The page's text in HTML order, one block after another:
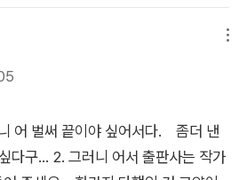
아 도래할 그날이 벌써부터 기다려
하게 그려나간다. 세상 사람들이 모두
마을의 쥐들과 같다면, 이 지구에 폭
사라질 텐데 하는 생각이 잠시 들었
고양이들에게도 분홍색 리본 머리핀
고 해볼까 싶은데, 녀석들은 우다다
들이구나.
랬지, 헥터 너는 어렸을 때부터 너무
.” (173∼175쪽) 《고양이 낸시》에 나
구나 처음에는 ‘고양이’라는 이름만
와 달리 쥐마을 아이들은 처음에는
양이라고 해서 두려워하지 않아요.
습니다. 어릴 적부터 고양이 낸시를
무럭무럭 자라는 동안에도 낸시를
도 염색한지 얼마나 됐냐는 질문을 받
는 조카의 머리색깔이 튀었는지 귤머
신조어를 만들어 놀려대는 모양이
랴 싶지만 아이에게는 그게 꽤 큰 스
뭐라고 대답해 줘야 할지 난감했다. 아
것을 민감하게 찾아내서 집요하게 배
어 벌써 끝이야 싶어서다. 좀더 낸
다구... 2. 그러니 어서 출판사는 작가